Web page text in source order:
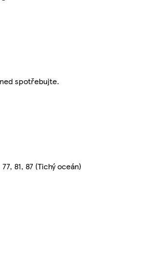
spotřebujte.
81, 87 (Tichý oceán)